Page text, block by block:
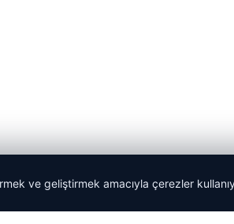
ve geliştirmek amacıyla çerezler